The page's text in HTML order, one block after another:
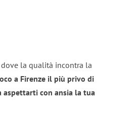
la qualità incontra la
a Firenze il più privo di
aspettarti con ansia la tua